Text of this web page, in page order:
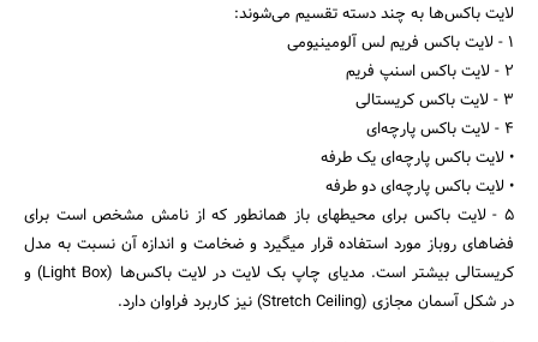
لایت باکس‌ها به چند دسته تقسیم می‌شوند:
1 - لایت باکس فریم لس آلومینیومی
2 - لایت باکس اسنپ فریم
3 - لایت باکس کریستالی
4 - لایت باکس پارچه‌ای
• لایت باکس پارچه‌ای یک طرفه
• لایت باکس پارچه‌ای دو طرفه
5 - لایت باکس برای محیط‎های باز همانطور که از نامش مشخص است برای
فضاهای روباز مورد استفاده قرار می‎گیرد و ضخامت و اندازه آن نسبت به مدل
کریستالی بیشتر است. مدیای چاپ بک لایت در لایت باکس‌ها (Light Box) و
در شکل آسمان مجازی (Stretch Ceiling) نیز کاربرد فراوان دارد.